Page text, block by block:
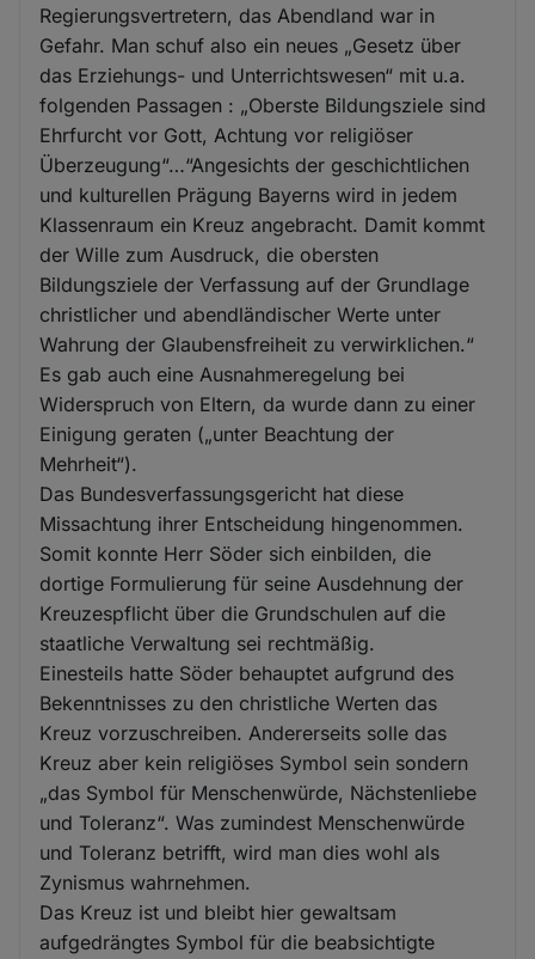
Regierungsvertretern, das Abendland war in
Gefahr. Man schuf also ein neues „Gesetz über
das Erziehungs- und Unterrichtswesen“ mit u.a.
folgenden Passagen : „Oberste Bildungsziele sind
Ehrfurcht vor Gott, Achtung vor religiöser
Überzeugung“…“Angesichts der geschichtlichen
und kulturellen Prägung Bayerns wird in jedem
Klassenraum ein Kreuz angebracht. Damit kommt
der Wille zum Ausdruck, die obersten
Bildungsziele der Verfassung auf der Grundlage
christlicher und abendländischer Werte unter
Wahrung der Glaubensfreiheit zu verwirklichen.“
Es gab auch eine Ausnahmeregelung bei
Widerspruch von Eltern, da wurde dann zu einer
Einigung geraten („unter Beachtung der
Mehrheit“).
Das Bundesverfassungsgericht hat diese
Missachtung ihrer Entscheidung hingenommen.
Somit konnte Herr Söder sich einbilden, die
dortige Formulierung für seine Ausdehnung der
Kreuzespflicht über die Grundschulen auf die
staatliche Verwaltung sei rechtmäßig.
Einesteils hatte Söder behauptet aufgrund des
Bekenntnisses zu den christliche Werten das
Kreuz vorzuschreiben. Andererseits solle das
Kreuz aber kein religiöses Symbol sein sondern
„das Symbol für Menschenwürde, Nächstenliebe
und Toleranz“. Was zumindest Menschenwürde
und Toleranz betrifft, wird man dies wohl als
Zynismus wahrnehmen.
Das Kreuz ist und bleibt hier gewaltsam
aufgedrängtes Symbol für die beabsichtigte